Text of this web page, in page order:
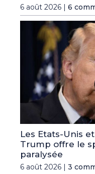
6 août 2026 | 6
Les Etats-Unis
Trump offre le
paralysée
6 août 2026 | 3